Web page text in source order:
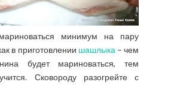
минимум на пару
в приготовлении шашлыка – чем
будет мариноваться, тем
Сковороду разогрейте с